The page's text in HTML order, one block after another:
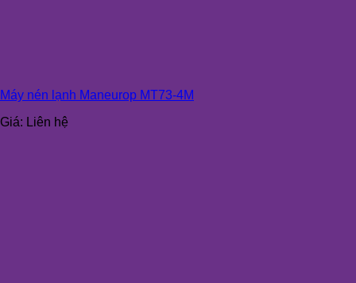
Máy nén lạnh Maneurop MT73-4M
Giá: Liên hệ